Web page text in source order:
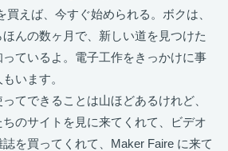
買えば、今すぐ始められる。ボクは、
んの数ヶ月で、新しい道を見つけた
ているよ。電子工作をきっかけに事
います。
てできることは山ほどあるけれど、
のサイトを見に来てくれて、ビデオ
を買ってくれて、Maker Faire に来て